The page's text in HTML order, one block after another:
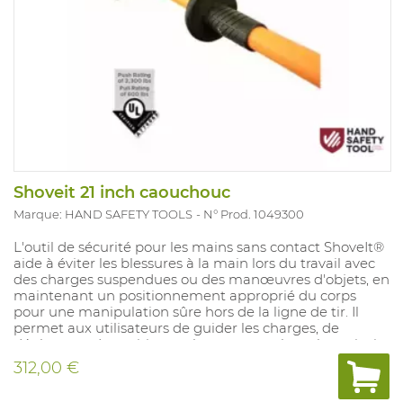
Shoveit 21 inch caouchouc
Marque: HAND SAFETY TOOLS N° Prod. 1049300
L'outil de sécurité pour les mains sans contact ShoveIt®
aide à éviter les blessures à la main lors du travail avec
des charges suspendues ou des manœuvres d'objets, en
maintenant un positionnement approprié du corps
pour une manipulation sûre hors de la ligne de tir. Il
permet aux utilisateurs de guider les charges, de
déplacer et de positionner les tuyaux et les tubes, ainsi
que de saisir les élingues et les slogans sans placer
physiquement les mains sur l'article. Longueur: 21
312,00 €